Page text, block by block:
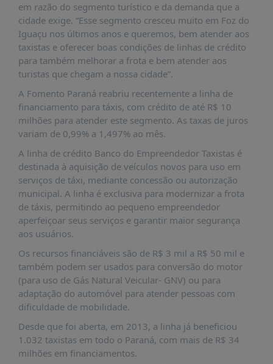
ESTUDOS
NOTÍCIAS
PRÊMIO
ABDE-
BID
PRÊMIO
ABDE
DE
JORNALISMO
SABER
+
CONTATO
em razão do segmento turístico e da demanda que a
cidade exige. “Esse segmento cresceu muito em Foz do
Iguaçu nos últimos anos e queremos, bem atender aos
taxistas e oferecer boas condições de linhas de crédito
para também melhorar a frota e bem atender aos
turistas que chegam a nossa cidade”.
A Fomento Paraná reabriu recentemente a linha de
financiamento para táxis, com crédito de até R$ 10
milhões para atender este segmento. As taxas de juros
variam de 0,99% a 1,497% ao mês.
A linha de crédito Banco do Empreendedor Taxistas é
destinada à aquisição de veículos novos para uso em
serviços de táxi, mediante concessão ou autorização
municipal. A linha é exclusiva para modernizar a frota
de táxis, permitindo ao pequeno empreendedor
aperfeiçoar seus serviços e garantir maior segurança
aos usuários.
Os recursos financiáveis são de R$ 3 mil a R$ 50 mil e
também podem ser usados para conversão do motor
(para uso de Gás Natural Veicular- GNV) ou para
adaptação do automóvel para atender pessoas com
dificuldade de mobilidade.
Desde que foi aberta, em 2013, a linha já beneficiou
1.032 taxistas em todo o Paraná, com mais de R$ 34
milhões em financiamentos.